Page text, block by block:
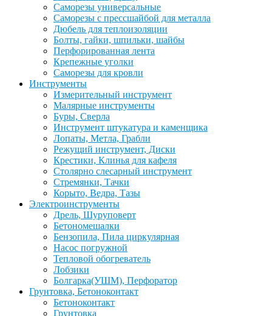
Саморезы универсальные
Саморезы с прессшайбой для металла
Дюбель для теплоизоляции
Болты, гайки, шпильки, шайбы
Перфорированная лента
Крепежные уголки
Саморезы для кровли
Инструменты
Измерительный инструмент
Малярные инструменты
Буры, Сверла
Инструмент штукатура и каменщика
Лопаты, Метла, Грабли
Режущий инструмент, Диски
Крестики, Клинья для кафеля
Столярно слесарный инструмент
Стремянки, Тачки
Корыто, Ведра, Тазы
Электроинструменты
Дрель, Шуруповерт
Бетономешалки
Бензопила, Пила циркулярная
Насос погружной
Тепловой обогреватель
Лобзики
Болгарка(УШМ), Перфоратор
Грунтовка, Бетоноконтакт
Бетоноконтакт
Грунтовка